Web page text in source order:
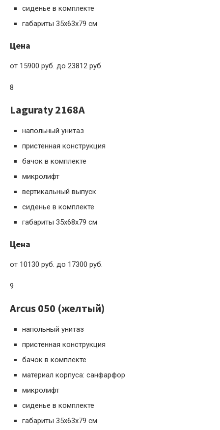
сиденье в комплекте
габариты 35x63x79 см
Цена
от 15900 руб. до 23812 руб.
8
Laguraty 2168A
напольный унитаз
пристенная конструкция
бачок в комплекте
микролифт
вертикальный выпуск
сиденье в комплекте
габариты 35x68x79 см
Цена
от 10130 руб. до 17300 руб.
9
Arcus 050 (желтый)
напольный унитаз
пристенная конструкция
бачок в комплекте
материал корпуса: санфарфор
микролифт
сиденье в комплекте
габариты 35x63x79 см